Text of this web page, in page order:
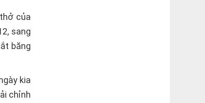
của
sang
băng
kia
chỉnh